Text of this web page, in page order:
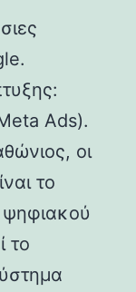
Ads).
οι
το
ψηφιακού
το